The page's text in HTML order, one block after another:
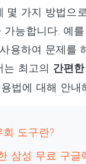
몇 가지 방법으로
가능합니다. 예
용하여 문제를
는 최고의 간편
법에 대해 안내
회 도구란?
삼성 무료 구글